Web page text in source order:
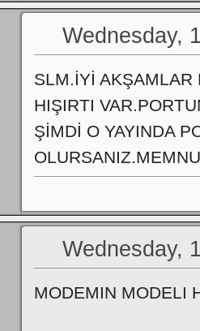
Wednesday,
SLM.İYİ AKŞAMLAR
HIŞIRTI
ŞİMDİ O YAYINDA
Wednesday,
MODEMIN MODELI